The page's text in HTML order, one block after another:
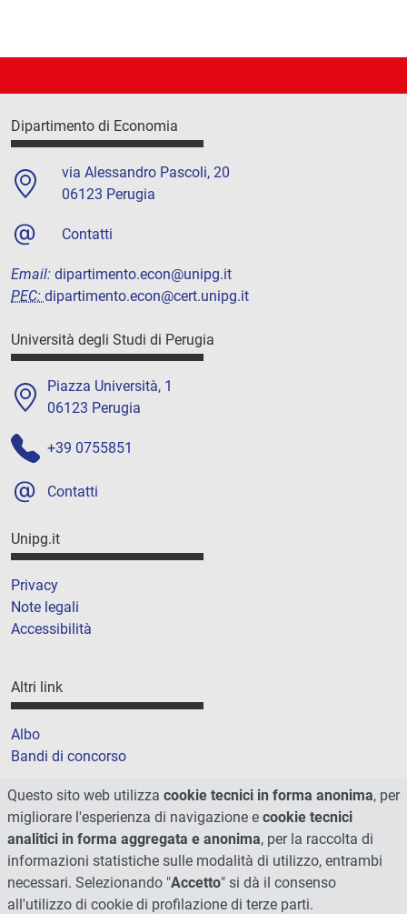
Dipartimento di Economia
via Alessandro Pascoli, 20
06123 Perugia
Contatti
Email: dipartimento.econ@unipg.it
PEC: dipartimento.econ@cert.unipg.it
Università degli Studi di Perugia
Piazza Università, 1
06123 Perugia
+39 0755851
Contatti
Unipg.it
Privacy
Note legali
Accessibilità
Altri link
Albo
Bandi di concorso
Amministrazione trasparente
Cookie
Mappa del sito
Questo sito web utilizza cookie tecnici in forma anonima, per
migliorare l'esperienza di navigazione e cookie tecnici
analitici in forma aggregata e anonima, per la raccolta di
informazioni statistiche sulle modalità di utilizzo, entrambi
necessari. Selezionando "Accetto" si dà il consenso
all'utilizzo di cookie di profilazione di terze parti.